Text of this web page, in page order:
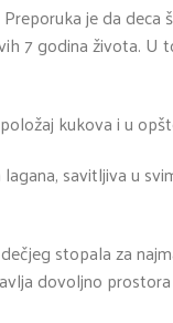
je da
7 godina života.
kukova i u
savitljiva u
stopala za
dovoljno